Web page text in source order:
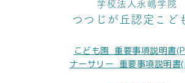
学校法人永嶋学院
つつじが丘認定こど
こども園_重要事項説明書
ナーサリー_重要事項説明書